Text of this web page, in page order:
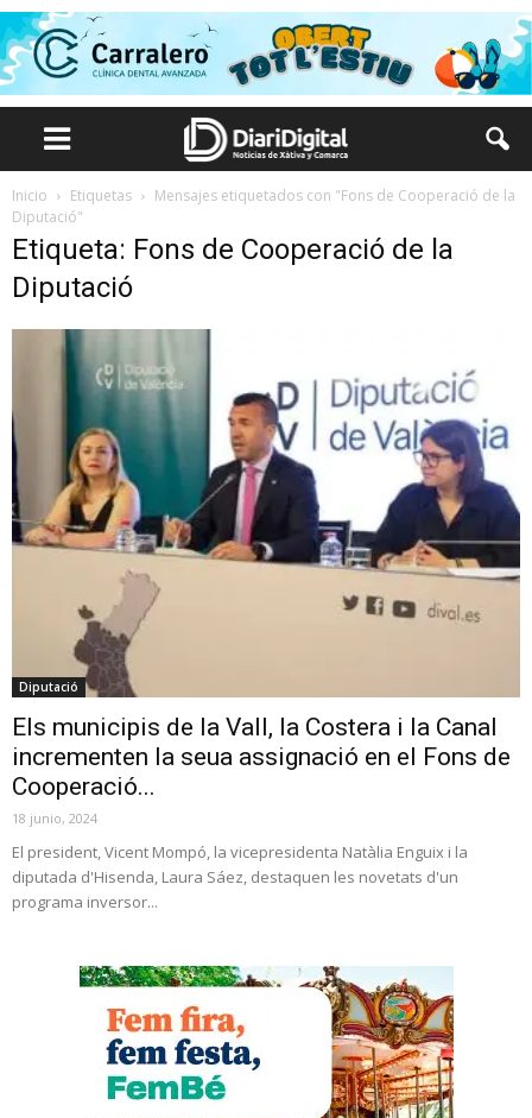
Inicio Etiquetas
Mensajes etiquetados con "Fons de Cooperació de la
Diputació"
Etiqueta: Fons de Cooperació de la
Diputació
Diputació
Els municipis de la Vall, la Costera i la Canal
incrementen la seua assignació en el Fons de
Cooperació...
18 junio, 2024
El president, Vicent Mompó, la vicepresidenta Natàlia Enguix i la
diputada d'Hisenda, Laura Sáez, destaquen les novetats d'un
programa inversor...